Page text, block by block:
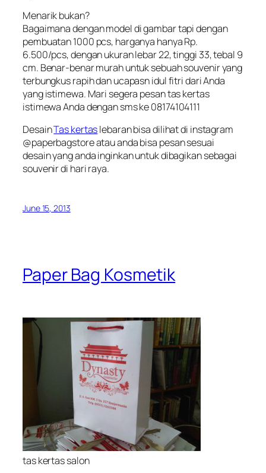
Menarik bukan?
Bagaimana dengan model di gambar tapi dengan
pembuatan 1000 pcs, harganya hanya Rp.
6.500/pcs, dengan ukuran lebar 22, tinggi 33, tebal 9
cm. Benar-benar murah untuk sebuah souvenir yang
terbungkus rapih dan ucapasn idul fitri dari Anda
yang istimewa. Mari segera pesan tas kertas
istimewa Anda dengan sms ke 08174104111
DesainTas kertaslebaran bisa dilihat di instagram
@paperbagstore atau anda bisa pesan sesuai
desain yang anda inginkan untuk dibagikan sebagai
souvenir di hari raya.
June 15, 2013
Paper Bag Kosmetik
tas kertas salon